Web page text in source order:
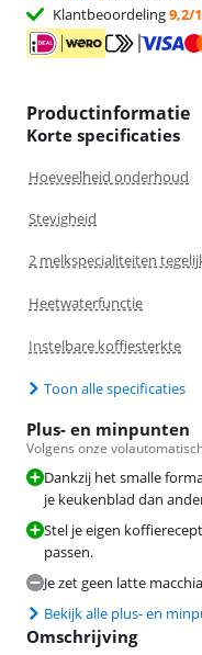
Klantbeoordeling9,2/
Productinformatie
Korte specificaties
Hoeveelheid onderhoud
Stevigheid
2 melkspecialiteiten
Heetwaterfunctie
Instelbare koffiesterkte
Toon alle specificaties
Plus- en minpunten
Volgens onze
Dankzij het smalle
je keukenblad dan
Stel je eigen
passen.
Je zet geen latte
Bekijk alle plus- en
Omschrijving